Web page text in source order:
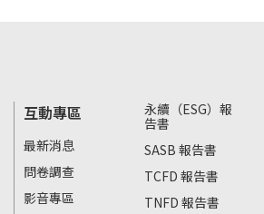
互動專區
最新消息
問卷調查
影音專區
永續（ESG）報
告書
SASB 報告書
TCFD 報告書
TNFD 報告書